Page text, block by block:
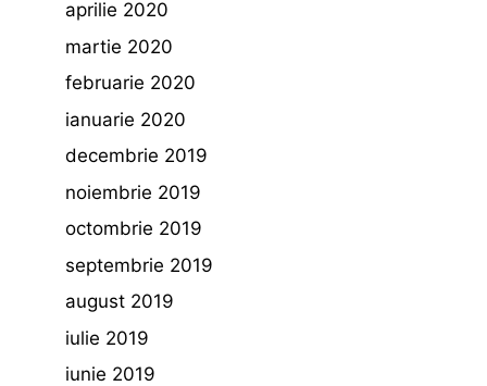
aprilie 2020
martie 2020
februarie 2020
ianuarie 2020
decembrie 2019
noiembrie 2019
octombrie 2019
septembrie 2019
august 2019
iulie 2019
iunie 2019